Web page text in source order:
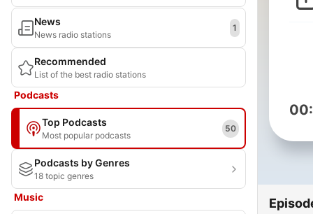
News
News radio stations
1
Recommended
List of the best radio stations
Podcasts
Top Podcasts
Most popular podcasts
50
Podcasts by Genres
18 topic genres
Music